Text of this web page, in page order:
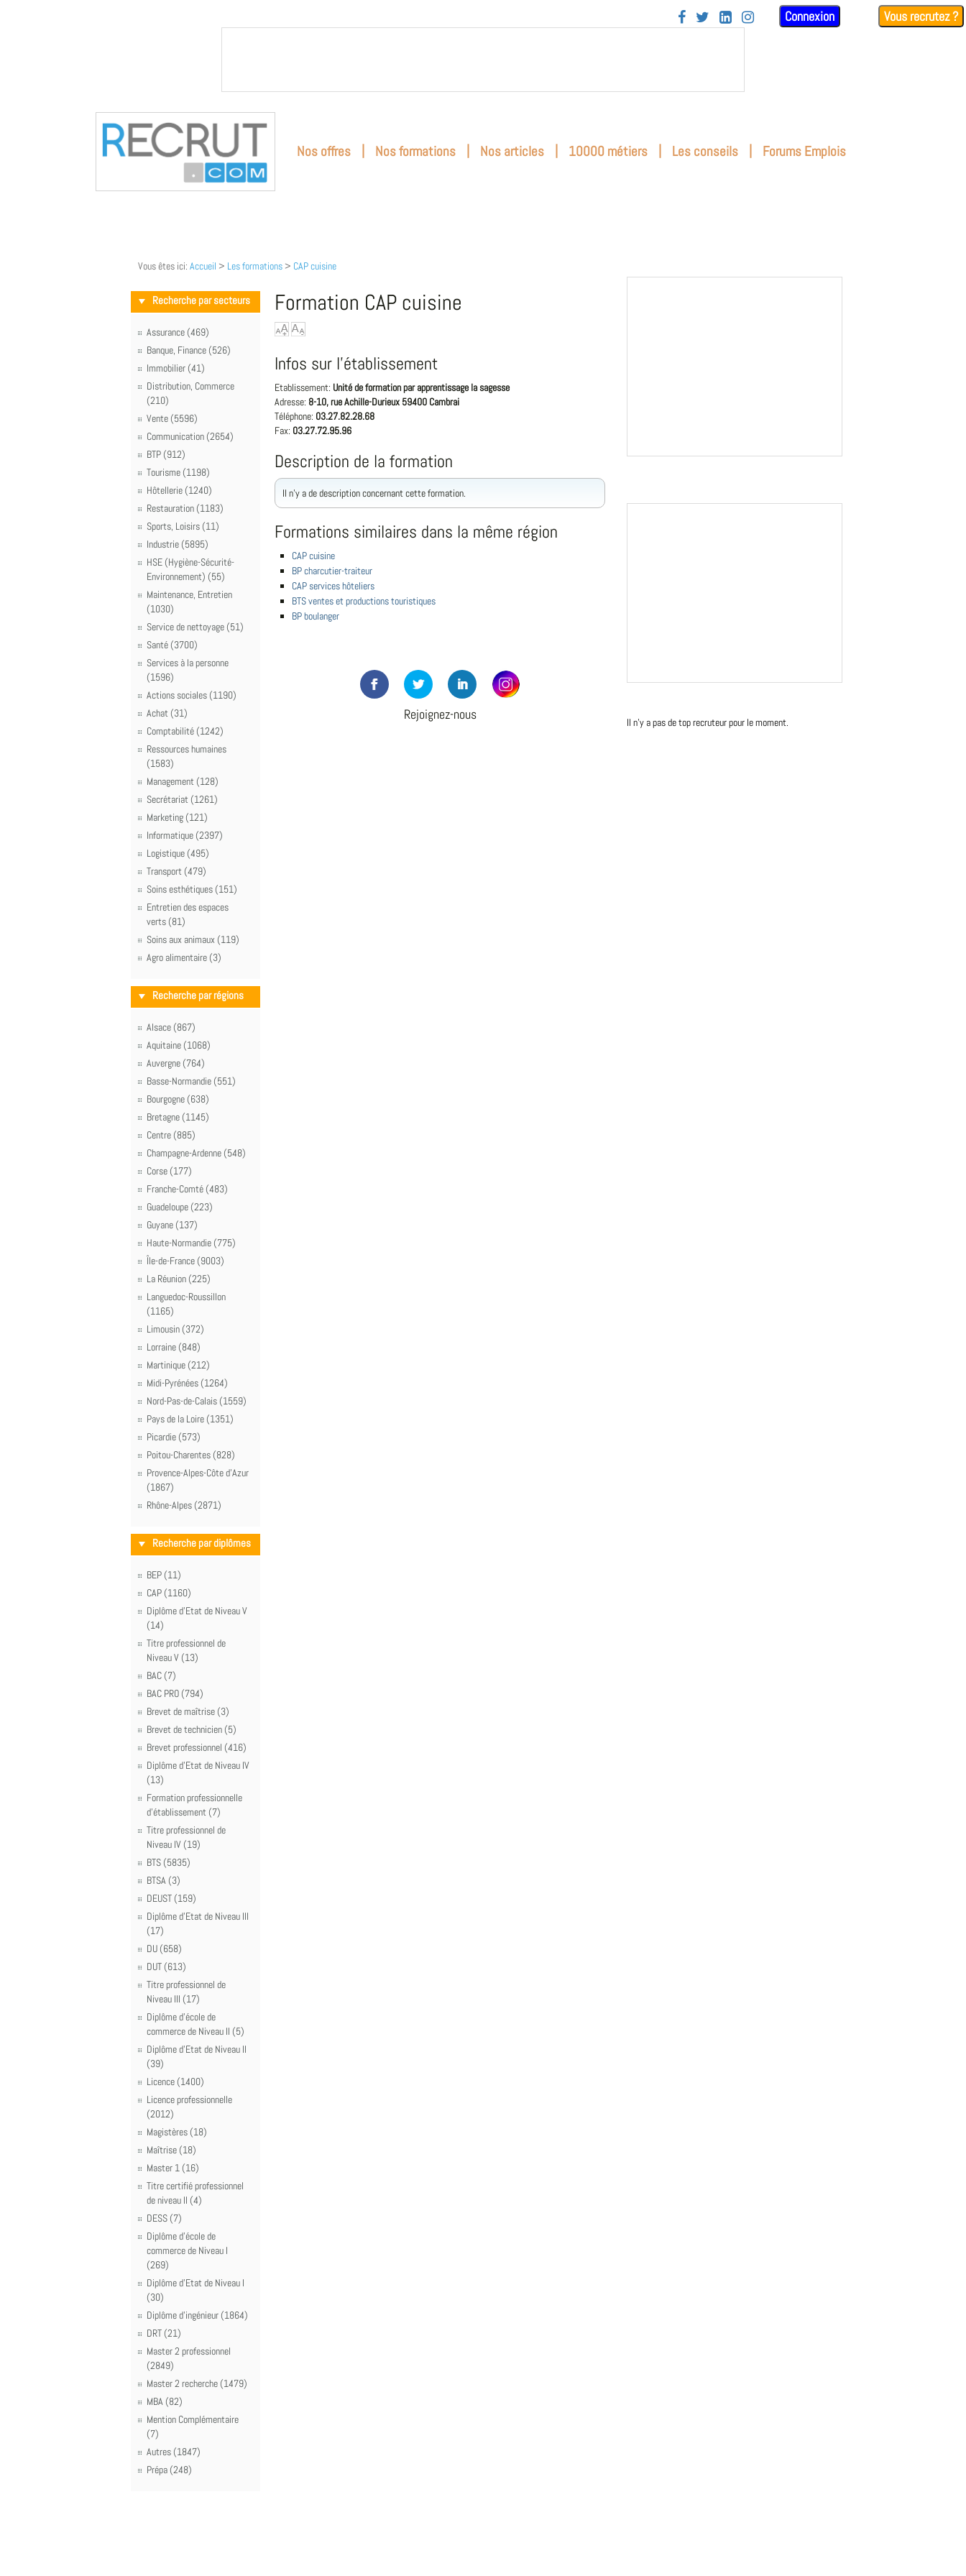
    Connexion Vous recrutez ?
Nos offres | Nos formations | Nos articles | 10000 métiers | Les conseils | Forums Emplois
Vous êtes ici: Accueil > Les formations > CAP cuisine
Recherche par secteurs
Assurance (469)
Banque, Finance (526)
Immobilier (41)
Distribution, Commerce
(210)
Vente (5596)
Communication (2654)
BTP (912)
Tourisme (1198)
Hôtellerie (1240)
Restauration (1183)
Sports, Loisirs (11)
Industrie (5895)
HSE (Hygiène-Sécurité-
Environnement) (55)
Maintenance, Entretien
(1030)
Service de nettoyage (51)
Santé (3700)
Services à la personne
(1596)
Actions sociales (1190)
Achat (31)
Comptabilité (1242)
Ressources humaines
(1583)
Management (128)
Secrétariat (1261)
Marketing (121)
Informatique (2397)
Logistique (495)
Transport (479)
Soins esthétiques (151)
Entretien des espaces
verts (81)
Soins aux animaux (119)
Agro alimentaire (3)
Recherche par régions
Alsace (867)
Aquitaine (1068)
Auvergne (764)
Basse-Normandie (551)
Bourgogne (638)
Bretagne (1145)
Centre (885)
Champagne-Ardenne (548)
Corse (177)
Franche-Comté (483)
Guadeloupe (223)
Guyane (137)
Haute-Normandie (775)
Île-de-France (9003)
La Réunion (225)
Languedoc-Roussillon
(1165)
Limousin (372)
Lorraine (848)
Martinique (212)
Midi-Pyrénées (1264)
Nord-Pas-de-Calais (1559)
Pays de la Loire (1351)
Picardie (573)
Poitou-Charentes (828)
Provence-Alpes-Côte d'Azur
(1867)
Rhône-Alpes (2871)
Recherche par diplômes
BEP (11)
CAP (1160)
Diplôme d'Etat de Niveau V
(14)
Titre professionnel de
Niveau V (13)
BAC (7)
BAC PRO (794)
Brevet de maîtrise (3)
Brevet de technicien (5)
Brevet professionnel (416)
Diplôme d'Etat de Niveau IV
(13)
Formation professionnelle
d'établissement (7)
Titre professionnel de
Niveau IV (19)
BTS (5835)
BTSA (3)
DEUST (159)
Diplôme d'Etat de Niveau III
(17)
DU (658)
DUT (613)
Titre professionnel de
Niveau III (17)
Diplôme d'école de
commerce de Niveau II (5)
Diplôme d'Etat de Niveau II
(39)
Licence (1400)
Licence professionnelle
(2012)
Magistères (18)
Maîtrise (18)
Master 1 (16)
Titre certifié professionnel
de niveau II (4)
DESS (7)
Diplôme d'école de
commerce de Niveau I
(269)
Diplôme d'Etat de Niveau I
(30)
Diplôme d'ingénieur (1864)
DRT (21)
Master 2 professionnel
(2849)
Master 2 recherche (1479)
MBA (82)
Mention Complémentaire
(7)
Autres (1847)
Prépa (248)
Formation CAP cuisine
Infos sur l'établissement
Etablissement: Unité de formation par apprentissage la sagesse
Adresse: 8-10, rue Achille-Durieux 59400 Cambrai
Téléphone: 03.27.82.28.68
Fax: 03.27.72.95.96
Description de la formation
Il n'y a de description concernant cette formation.
Formations similaires dans la même région
CAP cuisine
BP charcutier-traiteur
CAP services hôteliers
BTS ventes et productions touristiques
BP boulanger
Rejoignez-nous Il n'y a pas de top recruteur pour le moment.